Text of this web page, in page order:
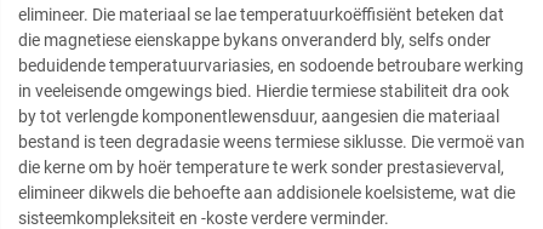
elimineer. Die materiaal se lae temperatuurkoëffisiënt beteken dat
die magnetiese eienskappe bykans onveranderd bly, selfs onder
beduidende temperatuurvariasies, en sodoende betroubare werking
in veeleisende omgewings bied. Hierdie termiese stabiliteit dra ook
by tot verlengde komponentlewensduur, aangesien die materiaal
bestand is teen degradasie weens termiese siklusse. Die vermoë van
die kerne om by hoër temperature te werk sonder prestasieverval,
elimineer dikwels die behoefte aan addisionele koelsisteme, wat die
sisteemkompleksiteit en -koste verdere verminder.